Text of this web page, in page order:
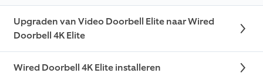
Upgraden van Video Doorbell Elite naar Wired
Doorbell 4K Elite
Wired Doorbell 4K Elite installeren